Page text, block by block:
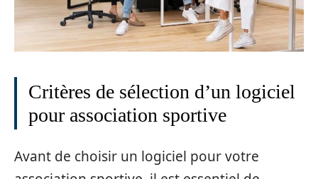
Critères de sélection d’un logiciel
pour association sportive
Avant de choisir un logiciel pour votre